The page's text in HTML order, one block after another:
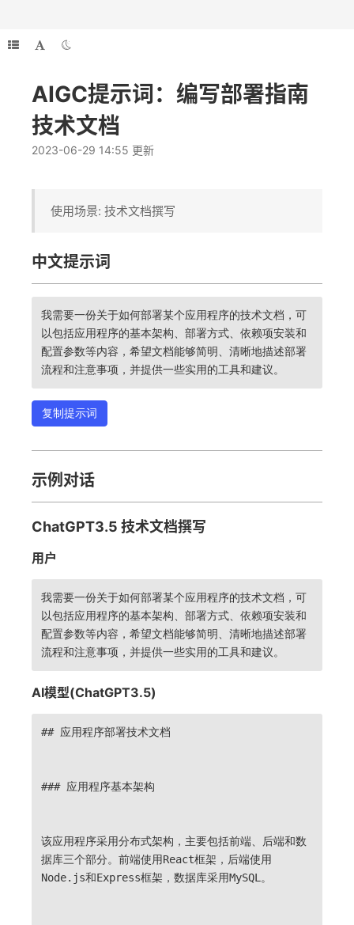
AIGC提示词：编写部署指南
技术文档
2023-06-29 14:55 更新
使用场景: 技术文档撰写
中文提示词
我需要一份关于如何部署某个应用程序的技术文档，可
以包括应用程序的基本架构、部署方式、依赖项安装和
配置参数等内容，希望文档能够简明、清晰地描述部署
流程和注意事项，并提供一些实用的工具和建议。
复制提示词
示例对话
ChatGPT3.5 技术文档撰写
用户
我需要一份关于如何部署某个应用程序的技术文档，可
以包括应用程序的基本架构、部署方式、依赖项安装和
配置参数等内容，希望文档能够简明、清晰地描述部署
流程和注意事项，并提供一些实用的工具和建议。
AI模型(ChatGPT3.5)
## 应用程序部署技术文档
### 应用程序基本架构
该应用程序采用分布式架构，主要包括前端、后端和数
据库三个部分。前端使用React框架，后端使用
Node.js和Express框架，数据库采用MySQL。